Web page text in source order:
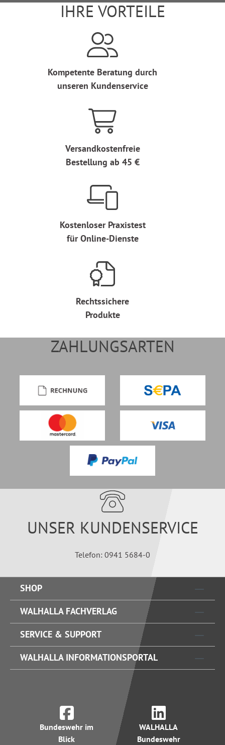
IHRE VORTEILE
Kompetente Beratung durch
unseren Kundenservice
Versandkostenfreie
Bestellung ab 45 €
Kostenloser Praxistest
für Online-Dienste
Rechtssichere
Produkte
ZAHLUNGSARTEN
UNSER KUNDENSERVICE
Telefon: 0941 5684-0
SHOP
WALHALLA FACHVERLAG
SERVICE & SUPPORT
WALHALLA INFORMATIONSPORTAL
Bundeswehr im
Blick
WALHALLA
Bundeswehr